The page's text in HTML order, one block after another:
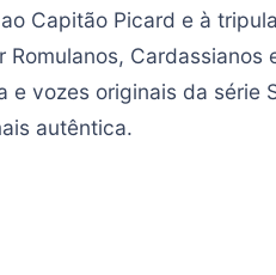
Capitão Picard e à
Cardassianos
vozes originais da série
autêntica.